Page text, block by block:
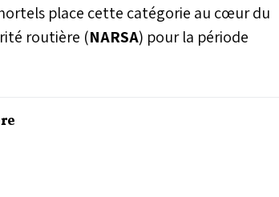
place cette catégorie au cœur du
routière (NARSA) pour la période